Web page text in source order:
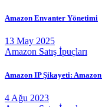
Amazon Envanter Yönetimi
13 May 2025
Amazon Satış İpuçları
Amazon IP Şikayeti:
4 Ağu 2023